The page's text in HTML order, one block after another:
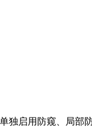
启用防窥、局部防